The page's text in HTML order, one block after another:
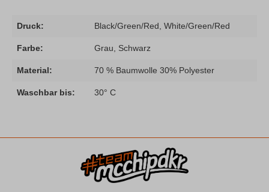
Druck: Black/Green/Red, White/Green/Red
Farbe: Grau, Schwarz
Material: 70 % Baumwolle 30% Polyester
Waschbar bis: 30° C